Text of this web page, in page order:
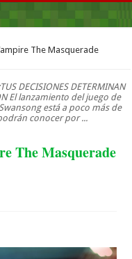
The Masquerade
DECISIONES DETERMINAN
El lanzamiento del juego de
está a poco más de
conocer por ...
The Masquerade